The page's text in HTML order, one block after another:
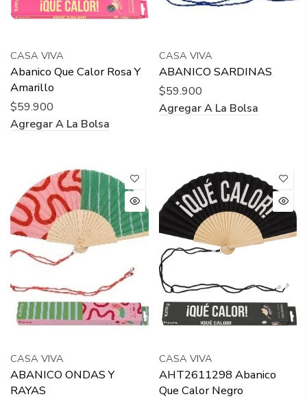
CASA VIVA
Abanico Que Calor Rosa Y
Amarillo
$59.900
Agregar A La Bolsa
CASA VIVA
ABANICO SARDINAS
$59.900
Agregar A La Bolsa
CASA VIVA
ABANICO ONDAS Y
RAYAS
CASA VIVA
AHT2611298 Abanico
Que Calor Negro